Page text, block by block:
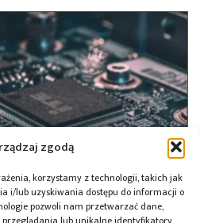
zgodą
korzystamy z technologii, takich jak
i/lub uzyskiwania dostępu do informacji o
pozwoli nam przetwarzać dane,